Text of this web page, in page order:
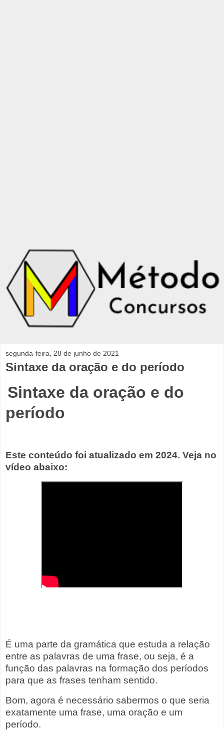
segunda-feira, 28 de junho de 2021
Sintaxe da oração e do período
Sintaxe da oração e do
período
Este conteúdo foi atualizado em 2024. Veja no
vídeo abaixo:
É uma parte da gramática que estuda a relação
entre as palavras de uma frase, ou seja, é a
função das palavras na formação dos períodos
para que as frases tenham sentido.
Bom, agora é necessário sabermos o que seria
exatamente uma frase, uma oração e um
período.